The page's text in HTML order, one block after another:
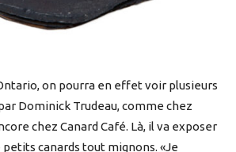
on pourra en effet voir plusieurs
Dominick Trudeau, comme chez
chez Canard Café. Là, il va exposer
petits canards tout mignons. «Je